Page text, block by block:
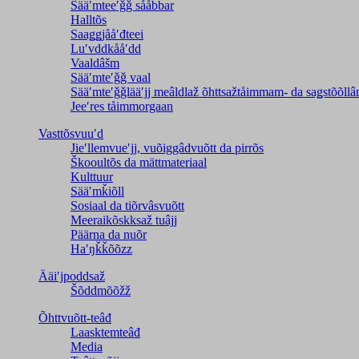
Sääʹmteeʹǧǧ sååbbar
Halltõs
Saaǥǥjååʹđteei
Luʹvddkååʹdd
Vaaldâšm
Sääʹmteʹǧǧ vaal
Sääʹmteʹǧǧlääʹjj meâldlaž õhttsažtåimmam- da
Jeeʹres tåimmorgaan
Vasttõsvuuʹd
Jieʹllemvueʹjj, vuõiggâdvuõtt da pirrõs
Škooultõs da mättmateriaal
Kulttuur
Sääʹmǩiõll
Sosiaal da tiõrvâsvuõtt
Meeraikõskksaž tuâjj
Päärna da nuõr
Haʹŋǩǩõõzz
Ääiʹjpoddsaž
Šõddmõõžž
Õhttvuõtt-teâđ
Laasktemteâđ
Media